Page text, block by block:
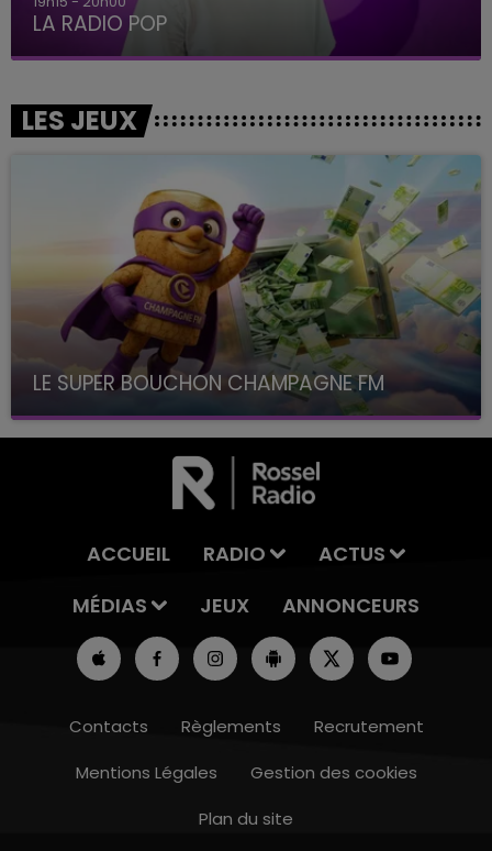
19h00 - 19h15
LA RADIO POP
LES JEUX
LE SUPER BOUCHON CHAMPAGNE FM
avec La Famille Champagne FM, à 8H10
ACCUEIL RADIO
ACTUS
MÉDIAS
JEUX ANNONCEURS
Contacts Règlements
Recrutement
Mentions Légales
Gestion des cookies
Plan du site